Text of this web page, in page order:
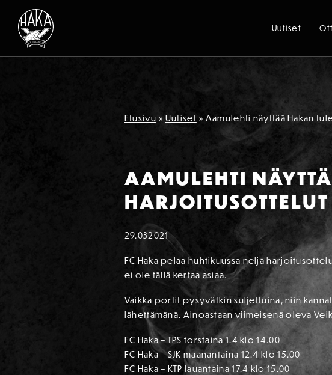
Siirry sisältöön
Uutiset
Etusivu » Uutiset » Aamulehti näyttää Hakan
AAMULEHTI
HARJOITUSOTTELUT
29.032021
FC Haka pelaa huhtikuussa neljä
ei ole tällä kertaa asiaa.
Vaikka portit pysyvätkin suljettuina, niin
lähettämänä. Ainoastaan viimeisenä oleva
FC Haka – TPS torstaina 1.4 klo 14.00
FC Haka – SJK maanantaina 12.4 klo 15.00
FC Haka – KTP lauantaina 17.4 klo 15.00